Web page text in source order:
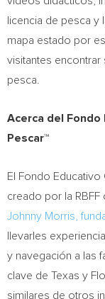
licencia de pesca y
mapa estado por
visitantes encontrar
pesca.
Acerca del Fondo
Pescar™
El Fondo Educativo
creado por la RBFF
Johnny Morris,
llevarles
y navegación a las
clave de Texas y
similares de otros